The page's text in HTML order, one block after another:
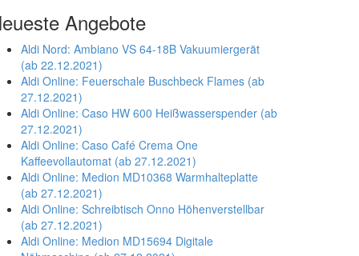
Angebote
Aldi Nord: Ambiano VS 64-18B Vakuumiergerät
(ab 22.12.2021)
Aldi Online: Feuerschale Buschbeck Flames (ab
27.12.2021)
Aldi Online: Caso HW 600 Heißwasserspender (ab
27.12.2021)
Aldi Online: Caso Café Crema One
Kaffeevollautomat (ab 27.12.2021)
Aldi Online: Medion MD10368 Warmhalteplatte
(ab 27.12.2021)
Aldi Online: Schreibtisch Onno Höhenverstellbar
(ab 27.12.2021)
Aldi Online: Medion MD15694 Digitale